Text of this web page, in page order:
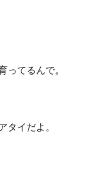
ってるんで。
タイだよ。